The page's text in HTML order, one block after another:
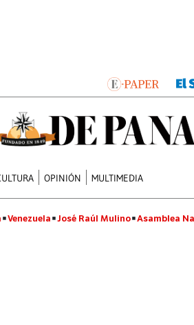
OPINIÓN MULTIMEDIA
Venezuela José Raúl Mulino Asamblea